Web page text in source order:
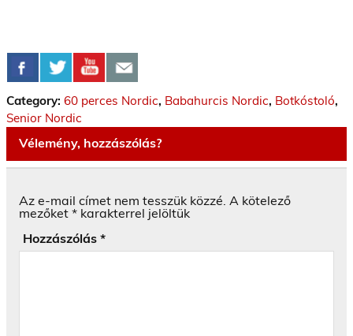
Category: 60 perces Nordic, Babahurcis Nordic, Botkóstoló,
Senior Nordic
Vélemény, hozzászólás?
Az e-mail címet nem tesszük közzé. A kötelező
mezőket * karakterrel jelöltük
Hozzászólás *